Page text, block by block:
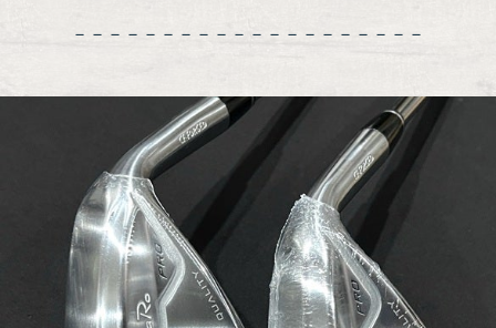
－－－－－－－－－－－－－－－－－－－－